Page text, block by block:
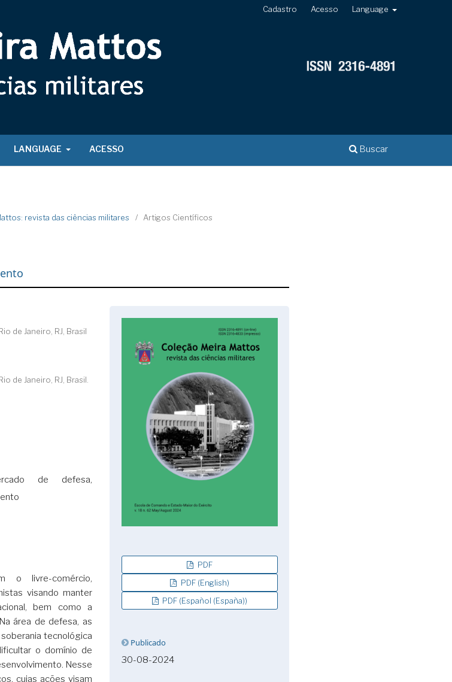
LANGUAGE ACESSO Buscar
Cadastro Acesso Language
revista das ciências militares / Artigos Científicos
de Janeiro, RJ, Brasil
de Janeiro, RJ, Brasil.
de defesa,
o livre-comércio,
visando manter
bem como a
área de defesa, as
tecnológica
o domínio de
Nesse
cujas ações visam
PDF
PDF (English)
PDF (Español (España))
Publicado
30-08-2024